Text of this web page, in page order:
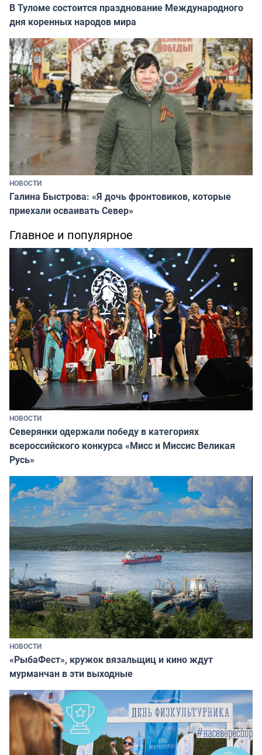
В Туломе состоится празднование Международного
дня коренных народов мира
НОВОСТИ
Галина Быстрова: «Я дочь фронтовиков, которые
приехали осваивать Север»
Главное и популярное
НОВОСТИ
Северянки одержали победу в категориях
всероссийского конкурса «Мисс и Миссис Великая
Русь»
НОВОСТИ
«РыбаФест», кружок вязальщиц и кино ждут
мурманчан в эти выходные